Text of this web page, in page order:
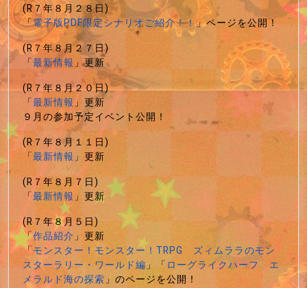
(R７年８月２８日)
「電子版PDF限定シナリオご紹介！！」ページを公開！
(R７年８月２７日)
「最新情報」更新
(R７年８月２０日)
「最新情報」更新
９月の参加予定イベント公開！
(R７年８月１１日)
「最新情報」更新
(R７年８月７日)
「最新情報」更新
(R７年８月５日)
「作品紹介」更新
「モンスター！モンスター！TRPG ズィムララのモン
スターラリー・ワールド編」「ローグライクハーフ エ
メラルド海の探索」のページを公開！